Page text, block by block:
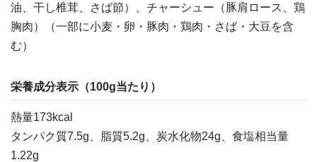
油、干し椎茸、さば節）、チャーシュー（豚肩ロース、鶏
胸肉）（一部に小麦・卵・豚肉・鶏肉・さば・大豆を含
む）
栄養成分表示（100g当たり）
熱量173kcal
タンパク質7.5g、脂質5.2g、炭水化物24g、食塩相当量
1.22g